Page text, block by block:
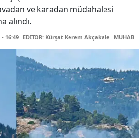
ve karadan müdahalesi
alındı.
16:49 EDİTÖR: Kürşat Kerem Akçakale